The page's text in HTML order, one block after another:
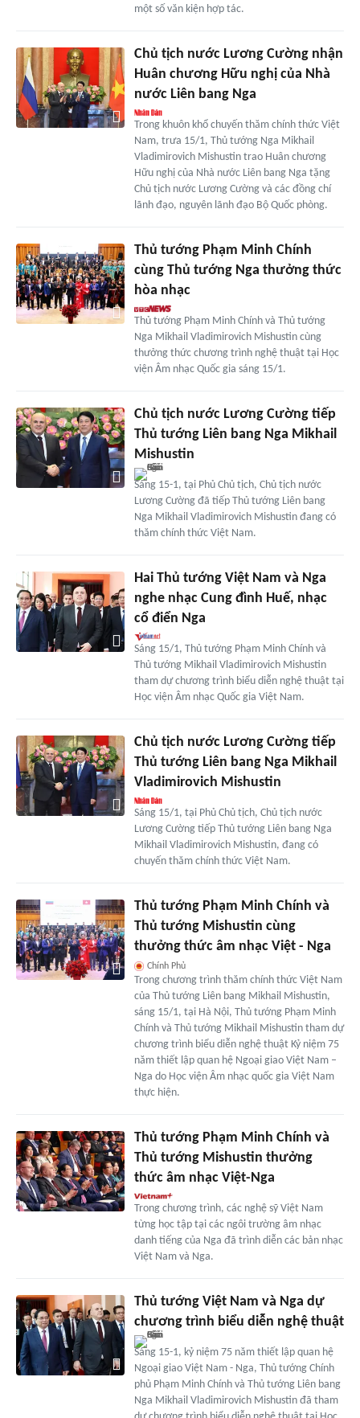
một số văn kiện hợp tác.
Chủ tịch nước Lương Cường nhận
Huân chương Hữu nghị của Nhà
nước Liên bang Nga
Trong khuôn khổ chuyến thăm chính thức Việt
Nam, trưa 15/1, Thủ tướng Nga Mikhail
Vladimirovich Mishustin trao Huân chương
Hữu nghị của Nhà nước Liên bang Nga tặng
Chủ tịch nước Lương Cường và các đồng chí
lãnh đạo, nguyên lãnh đạo Bộ Quốc phòng.
Thủ tướng Phạm Minh Chính
cùng Thủ tướng Nga thưởng thức
hòa nhạc
Thủ tướng Phạm Minh Chính và Thủ tướng
Nga Mikhail Vladimirovich Mishustin cùng
thưởng thức chương trình nghệ thuật tại Học
viện Âm nhạc Quốc gia sáng 15/1.
Chủ tịch nước Lương Cường tiếp
Thủ tướng Liên bang Nga Mikhail
Mishustin
Sáng 15-1, tại Phủ Chủ tịch, Chủ tịch nước
Lương Cường đã tiếp Thủ tướng Liên bang
Nga Mikhail Vladimirovich Mishustin đang có
thăm chính thức Việt Nam.
Hai Thủ tướng Việt Nam và Nga
nghe nhạc Cung đình Huế, nhạc
cổ điển Nga
Sáng 15/1, Thủ tướng Phạm Minh Chính và
Thủ tướng Mikhail Vladimirovich Mishustin
tham dự chương trình biểu diễn nghệ thuật tại
Học viện Âm nhạc Quốc gia Việt Nam.
Chủ tịch nước Lương Cường tiếp
Thủ tướng Liên bang Nga Mikhail
Vladimirovich Mishustin
Sáng 15/1, tại Phủ Chủ tịch, Chủ tịch nước
Lương Cường tiếp Thủ tướng Liên bang Nga
Mikhail Vladimirovich Mishustin, đang có
chuyến thăm chính thức Việt Nam.
Thủ tướng Phạm Minh Chính và
Thủ tướng Mishustin cùng
thưởng thức âm nhạc Việt - Nga
Chính Phủ
Trong chương trình thăm chính thức Việt Nam
của Thủ tướng Liên bang Mikhail Mishustin,
sáng 15/1, tại Hà Nội, Thủ tướng Phạm Minh
Chính và Thủ tướng Mikhail Mishustin tham dự
chương trình biểu diễn nghệ thuật Kỷ niệm 75
năm thiết lập quan hệ Ngoại giao Việt Nam –
Nga do Học viện Âm nhạc quốc gia Việt Nam
thực hiện.
Thủ tướng Phạm Minh Chính và
Thủ tướng Mishustin thưởng
thức âm nhạc Việt-Nga
Trong chương trình, các nghệ sỹ Việt Nam
từng học tập tại các ngôi trường âm nhạc
danh tiếng của Nga đã trình diễn các bản nhạc
Việt Nam và Nga.
Thủ tướng Việt Nam và Nga dự
chương trình biểu diễn nghệ thuật
Sáng 15-1, kỷ niệm 75 năm thiết lập quan hệ
Ngoại giao Việt Nam - Nga, Thủ tướng Chính
phủ Phạm Minh Chính và Thủ tướng Liên bang
Nga Mikhail Vladimirovich Mishustin đã tham